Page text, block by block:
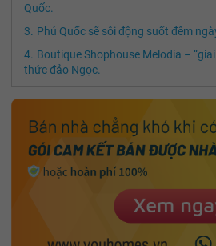
Quốc.
Phú Quốc sẽ sôi động suốt đêm
Boutique Shophouse Melodia –
thức đảo Ngọc.